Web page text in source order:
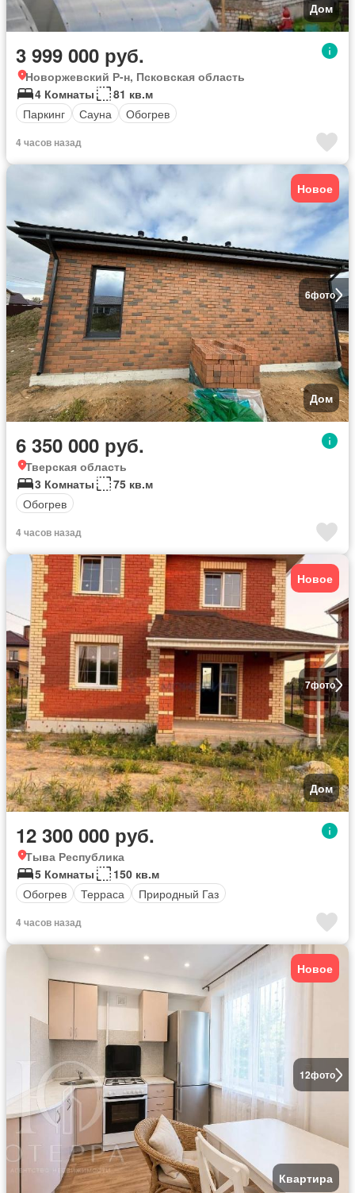
Дом
3 999 000 руб.
Новоржевский Р-н, Псковская область
4 Комнаты
81 кв.м
Паркинг
Сауна Обогрев
4 часов назад
6фото
Новое
Дом
6 350 000 руб.
Тверская область
3 Комнаты
75 кв.м
Обогрев
4 часов назад
7фото
Новое
Дом
12 300 000 руб.
Тыва Республика
5 Комнаты
150 кв.м
Обогрев
Терраса Природный Газ
4 часов назад
12фото
Новое
Квартира